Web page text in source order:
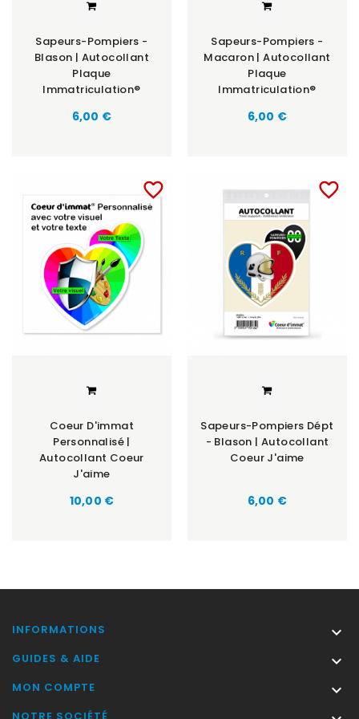
Sapeurs-Pompiers -
Blason | Autocollant
Plaque
Immatriculation®
Prix
6,00 €
Sapeurs-Pompiers -
Macaron | Autocollant
Plaque
Immatriculation®
Prix
6,00 €
favorite_border
Coeur D'immat
Personnalisé |
Autocollant Coeur
J'aime
Prix
10,00 €
favorite_border
Sapeurs-Pompiers Dépt
- Blason | Autocollant
Coeur J'aime
Prix
6,00 €
INFORMATIONS 
GUIDES & AIDE 
MON COMPTE 